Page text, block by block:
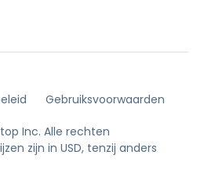
Gebruiksvoorwaarden
Inc. Alle rechten
zijn in USD, tenzij anders